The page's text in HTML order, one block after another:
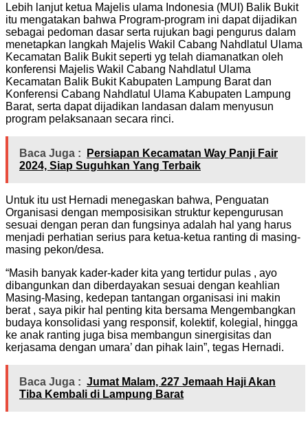
Lebih lanjut ketua Majelis ulama Indonesia (MUI) Balik Bukit
itu mengatakan bahwa Program-program ini dapat dijadikan
sebagai pedoman dasar serta rujukan bagi pengurus dalam
menetapkan langkah Majelis Wakil Cabang Nahdlatul Ulama
Kecamatan Balik Bukit seperti yg telah diamanatkan oleh
konferensi Majelis Wakil Cabang Nahdlatul Ulama
Kecamatan Balik Bukit Kabupaten Lampung Barat dan
Konferensi Cabang Nahdlatul Ulama Kabupaten Lampung
Barat, serta dapat dijadikan landasan dalam menyusun
program pelaksanaan secara rinci.
Baca Juga :
Persiapan Kecamatan Way Panji Fair
2024, Siap Suguhkan Yang Terbaik
Untuk itu ust Hernadi menegaskan bahwa, Penguatan
Organisasi dengan memposisikan struktur kepengurusan
sesuai dengan peran dan fungsinya adalah hal yang harus
menjadi perhatian serius para ketua-ketua ranting di masing-
masing pekon/desa.
“Masih banyak kader-kader kita yang tertidur pulas , ayo
dibangunkan dan diberdayakan sesuai dengan keahlian
Masing-Masing, kedepan tantangan organisasi ini makin
berat , saya pikir hal penting kita bersama Mengembangkan
budaya konsolidasi yang responsif, kolektif, kolegial, hingga
ke anak ranting juga bisa membangun sinergisitas dan
kerjasama dengan umara’ dan pihak lain”, tegas Hernadi.
Baca Juga : Jumat Malam, 227 Jemaah Haji Akan
Tiba Kembali di Lampung Barat